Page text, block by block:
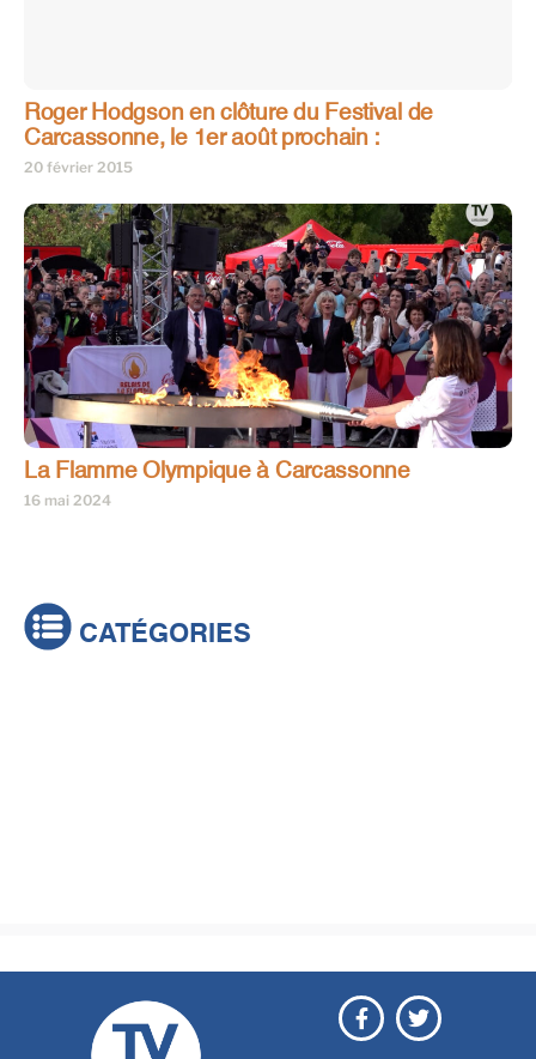
Roger Hodgson en clôture du Festival de
Carcassonne, le 1er août prochain :
20 février 2015
La Flamme Olympique à Carcassonne
16 mai 2024
CATÉGORIES